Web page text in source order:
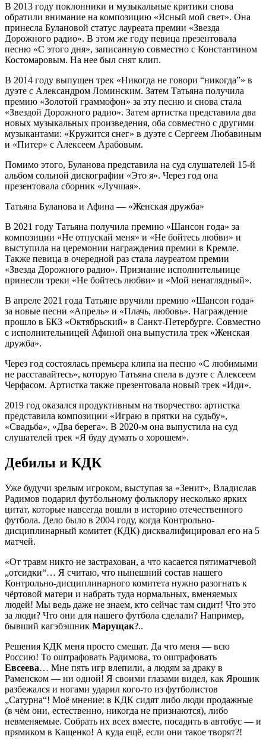
В 2013 году поклонники и музыкальные критики снова
обратили внимание на композицию «Ясный мой свет». Она
принесла Булановой статус лауреата премии «Звезда
Дорожного радио». В этом же году певица презентовала
песню «С этого дня», записанную совместно с Константином
Костомаровым. На нее был снят клип.
В 2014 году выпущен трек «Никогда не говори “никогда”» в
дуэте с Александром Ломинским. Затем Татьяна получила
премию «Золотой граммофон» за эту песню и снова стала
«Звездой Дорожного радио». Затем артистка представила два
новых музыкальных произведения, оба совместно с другими
музыкантами: «Кружится снег» в дуэте с Сергеем Любавиным
и «Питер» с Алексеем Арабовым.
Помимо этого, Буланова представила на суд слушателей 15-й
альбом сольной дискографии «Это я». Через год она
презентовала сборник «Лучшая».
Татьяна Буланова и Афина — «Женская дружба»
В 2021 году Татьяна получила премию «Шансон года» за
композиции «Не отпускай меня» и «Не бойтесь любви» и
выступила на церемонии награждения премии в Кремле.
Также певица в очередной раз стала лауреатом премии
«Звезда Дорожного радио». Признание исполнительнице
принесли треки «Не бойтесь любви» и «Мой ненаглядный».
В апреле 2021 года Татьяне вручили премию «Шансон года»
за новые песни «Апрель» и «Плачь, любовь». Награждение
прошло в БКЗ «Октябрьский» в Санкт-Петербурге. Совместно
с исполнительницей Афиной она выпустила трек «Женская
дружба».
Через год состоялась премьера клипа на песню «С любимыми
не расставайтесь», которую Татьяна спела в дуэте с Алексеем
Черфасом. Артистка также презентовала новый трек «Иди».
2019 год оказался продуктивным на творчество: артистка
представила композиции «Играю в прятки на судьбу»,
«Свадьба», «Два берега». В 2020-м она выпустила на суд
слушателей трек «Я буду думать о хорошем».
Дебилы и КДК
Уже будучи зрелым игроком, выступая за «Зенит», Владислав
Радимов подарил футбольному фольклору несколько ярких
цитат, которые навсегда вошли в историю отечественного
футбола. Дело было в 2004 году, когда Контрольно-
дисциплинарный комитет (КДК) дисквалифицировал его на 5
матчей.
«От травм никто не застрахован, а что касается пятиматчевой
„отсидки“… Я считаю, что нынешний состав нашего
Контрольно-дисциплинарного комитета нужно разогнать к
чёртовой матери и набрать туда нормальных, вменяемых
людей! Мы ведь даже не знаем, кто сейчас там сидит! Что это
за люди? Что они для нашего футбола сделали? Например,
бывший кагэбэшник Марущак?..
Решения КДК меня просто смешат. Да что меня — всю
Россию! То оштрафовать Радимова, то оштрафовать
Евсеева… Мне пять игр влепили, а людям за драку в
Раменском — ни одной! Я своими глазами видел, как Ярошик
разбежался и ногами ударил кого-то из футболистов
„Сатурна“! Моё мнение: в КДК сидят либо люди продажные
(в чём они, естественно, никогда не признаются), либо
невменяемые. Собрать их всех вместе, посадить в автобус — и
прямиком в Кащенко! А куда ещё, если они такое творят?!